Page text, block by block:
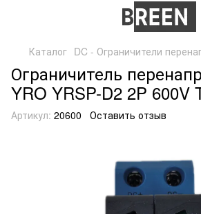
Каталог DC - Ограничители
Ограничитель
YRO YRSP-D2 2P 600V
Артикул: 20600 Оставить отзыв